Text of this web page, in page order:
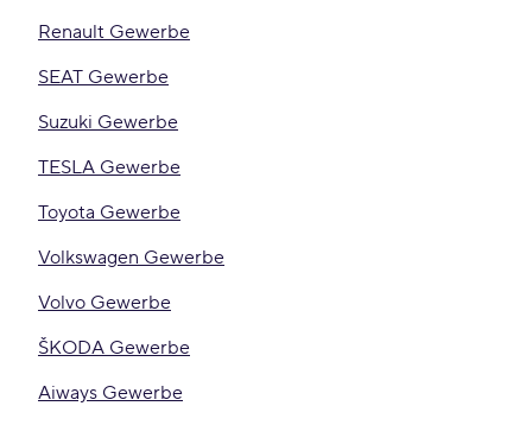
Renault Gewerbe
SEAT Gewerbe
Suzuki Gewerbe
TESLA Gewerbe
Toyota Gewerbe
Volkswagen Gewerbe
Volvo Gewerbe
ŠKODA Gewerbe
Aiways Gewerbe